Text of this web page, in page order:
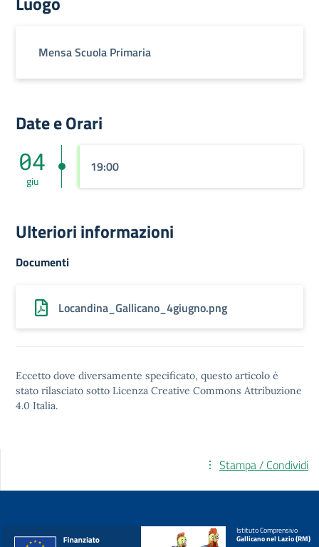
Mensa Scuola Primaria
Date e Orari
04
giu
19:00
Ulteriori informazioni
Documenti
Locandina_Gallicano_4giugno.png
Eccetto dove diversamente specificato, questo articolo è
stato rilasciato sotto Licenza Creative Commons Attribuzione
4.0 Italia.
Stampa / Condividi
Istituto Comprensivo
Gallicano nel Lazio (RM)